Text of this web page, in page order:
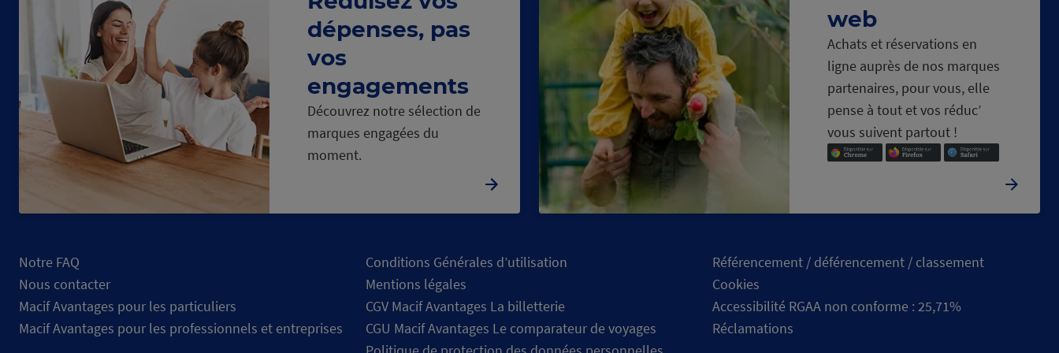
dépenses, pas
vos
engagements
Découvrez notre sélection de
marques engagées du
moment.
web
Achats et réservations en
ligne auprès de nos marques
partenaires, pour vous, elle
pense à tout et vos réduc’
vous suivent partout !
Notre FAQ
Nous contacter
Macif Avantages pour les particuliers
Macif Avantages pour les professionnels et entreprises
Conditions Générales d’utilisation
Mentions légales
CGV Macif Avantages La billetterie
CGU Macif Avantages Le comparateur de voyages
Référencement / déférencement / classement
Cookies
Accessibilité RGAA non conforme : 25,71%
Réclamations